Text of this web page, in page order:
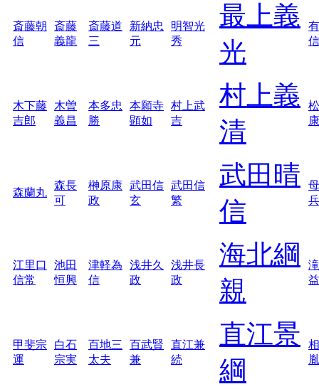
斎藤朝
信
斎藤
義龍
斎藤道
三
新納忠
元
明智光
秀
最上義
光
信
木下藤
吉郎
木曽
義昌
本多忠
勝
本願寺
顕如
村上武
吉
村上義
清
康
森蘭丸
森長
可
榊原康
政
武田信
玄
武田信
繁
武田晴
信
江里口
信常
池田
恒興
津軽為
信
浅井久
政
浅井長
政
海北綱
親
益
甲斐宗
運
白石
宗実
百地三
太夫
百武賢
兼
直江兼
続
直江景
綱
胤